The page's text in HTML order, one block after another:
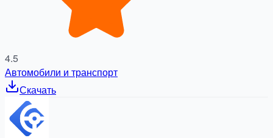
4.5
Автомобили и транспорт
Скачать